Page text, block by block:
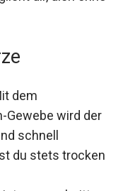
dir, dich
dem
wird
und schnell
du stets